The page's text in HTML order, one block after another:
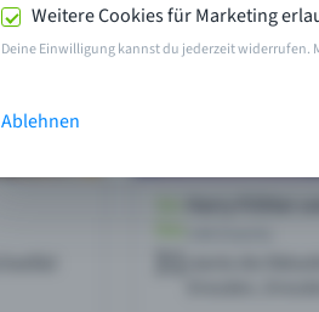
Weitere Cookies für Marketing
Deine Einwilligung kannst du jederzeit
Ablehnen